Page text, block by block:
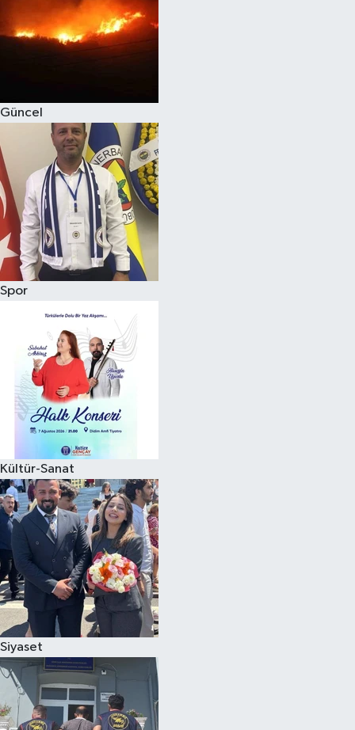
Güncel
Spor
Kültür-Sanat
Siyaset
Magazin